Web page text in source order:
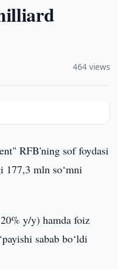
464 views
RFB'ning sof foydasi
177,3 mln so‘mni
y/y) hamda foiz
sabab bo‘ldi